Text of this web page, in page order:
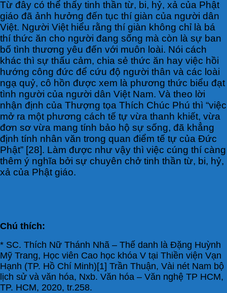
Từ đây có thể thấy tinh thần từ, bi, hỷ, xả của Phật
giáo đã ảnh hưởng đến tục thí giàn của người dân
Việt. Người Việt hiểu rằng thí giàn không chỉ là bá
thí thức ăn cho người đang sống mà còn là sự ban
bố tình thương yêu đến với muôn loài. Nói cách
khác thì sự thấu cảm, chia sẻ thức ăn hay việc hồi
hướng công đức để cứu độ người thân và các loài
ngạ quỷ, cô hồn được xem là phương thức biểu đạt
tình người của người dân Việt Nam. Và theo lời
nhận định của Thượng tọa Thích Chúc Phú thì “việc
mở ra một phương cách tế tự vừa thanh khiết, vừa
đơn sơ vừa mang tính bảo hộ sự sống, đã khẳng
định tính nhân văn trong quan điểm tế tự của Đức
Phật” [28]. Làm được như vậy thì việc cúng thí càng
thêm ý nghĩa bởi sự chuyên chở tinh thần từ, bi, hỷ,
xả của Phật giáo.
Chú thích:
* SC. Thích Nữ Thánh Nhã – Thế danh là Đặng Huỳnh
Mỹ Trang, Học viên Cao học khóa V tại Thiền viện Vạn
Hạnh (TP. Hồ Chí Minh)[1] Trần Thuận, Vài nét Nam bộ
lịch sử và văn hóa, Nxb. Văn hóa – Văn nghệ TP HCM,
TP. HCM, 2020, tr.258.